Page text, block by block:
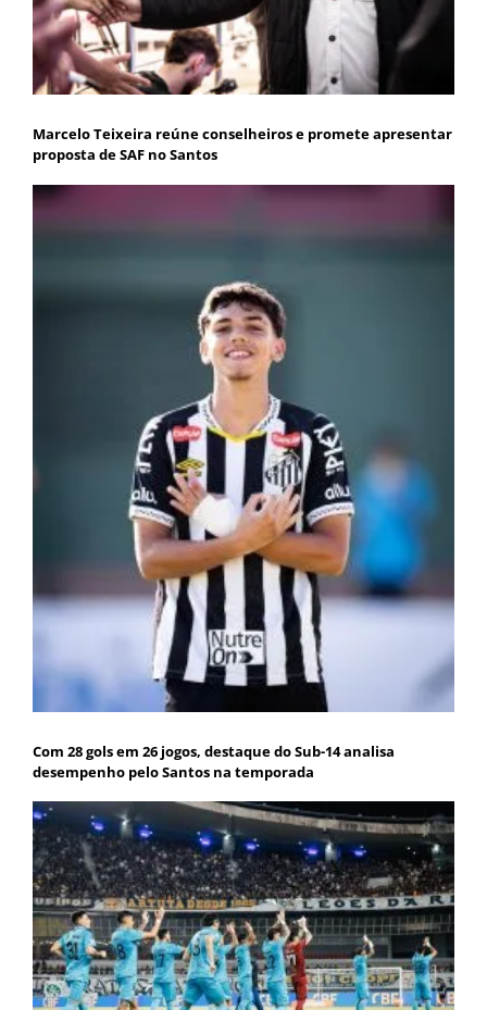
Marcelo Teixeira reúne conselheiros e promete apresentar
proposta de SAF no Santos
Com 28 gols em 26 jogos, destaque do Sub-14 analisa
desempenho pelo Santos na temporada